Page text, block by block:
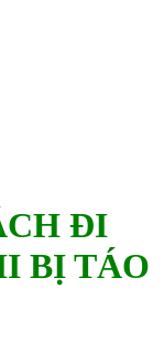
ĐI
BỊ TÁO